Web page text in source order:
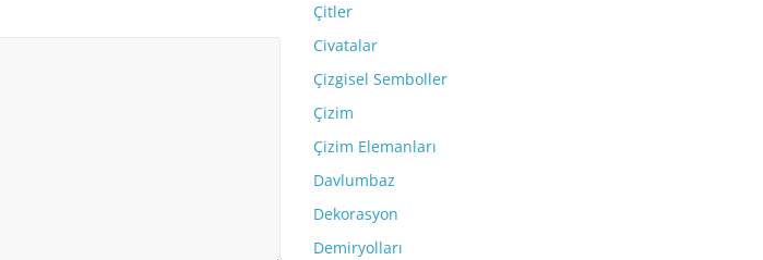
Çitler
Civatalar
Çizgisel Semboller
Çizim
Çizim Elemanları
Davlumbaz
Dekorasyon
Demiryolları